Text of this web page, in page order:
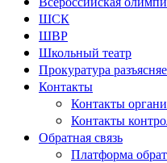
ШСК
ШВР
Школьный театр
Прокуратура
Контакты
Контакты
Контакты
Обратная связь
Платформа